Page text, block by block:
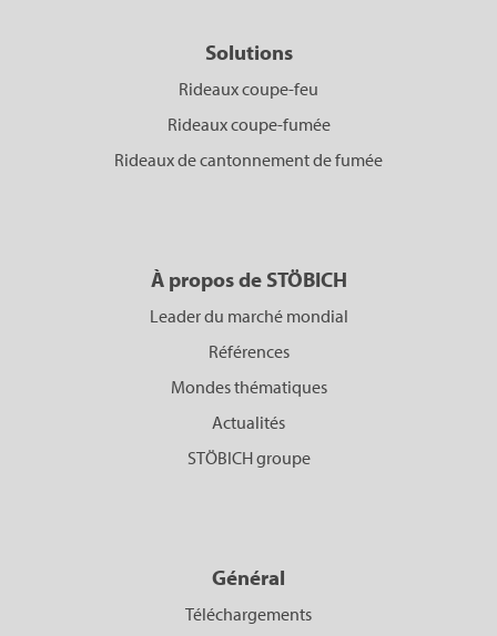
Solutions
Rideaux coupe-feu
Rideaux coupe-fumée
Rideaux de cantonnement de fumée
À propos de STÖBICH
Leader du marché mondial
Références
Mondes thématiques
Actualités
STÖBICH groupe
Général
Téléchargements